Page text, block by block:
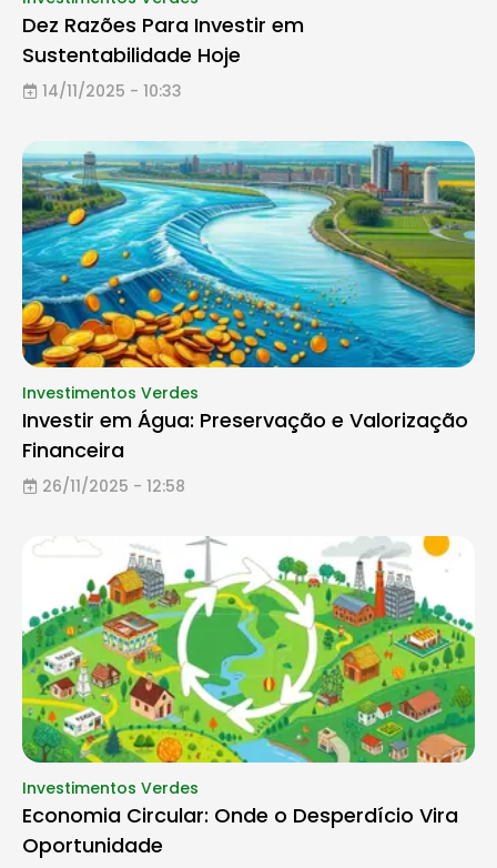
Dez Razões Para Investir em
Sustentabilidade Hoje
14/11/2025 - 10:33
Investimentos Verdes
Investir em Água: Preservação e Valorização
Financeira
26/11/2025 - 12:58
Investimentos Verdes
Economia Circular: Onde o Desperdício Vira
Oportunidade